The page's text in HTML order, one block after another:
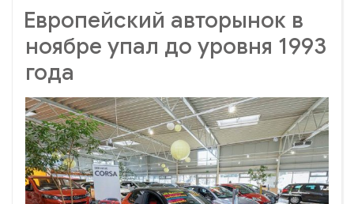
Европейский авторынок в
ноябре упал до уровня 1993
года